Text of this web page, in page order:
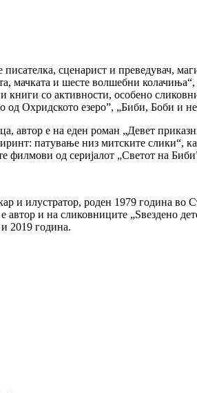
писателка, сценарист и преведувач,
мачката и шесте волшебни
книги со активности, особено
од Охридското езеро”, „Биби, Боби и
автор е на еден роман „Девет
патување низ митските слики“,
филмови од серијалот „Светот на
и илустратор, роден 1979 година во
автор и на сликовниците „Sвездено
2019 година.